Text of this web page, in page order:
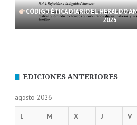
CÓDIGO ÉTICA DIARIO EL HERALDO
2025
EDICIONES ANTERIORES
agosto 2026
L M X J V